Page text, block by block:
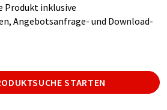
Produkt inklusive
Angebotsanfrage- und Download-
STARTEN